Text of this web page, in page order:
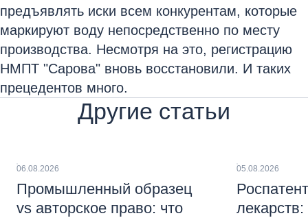
предъявлять иски всем конкурентам, которые
маркируют воду непосредственно по месту
производства. Несмотря на это, регистрацию
НМПТ "Сарова" вновь восстановили. И таких
прецедентов много.
Другие статьи
06.08.2026
Промышленный образец
vs авторское право: что
05.08.2026
лекарств: